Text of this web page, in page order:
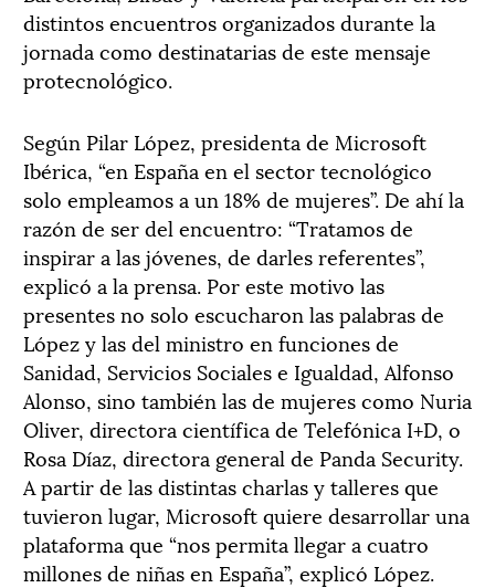
distintos encuentros organizados durante la
jornada como destinatarias de este mensaje
protecnológico.
Según Pilar López, presidenta de Microsoft
Ibérica, “en España en el sector tecnológico
solo empleamos a un 18% de mujeres”. De ahí la
razón de ser del encuentro: “Tratamos de
inspirar a las jóvenes, de darles referentes”,
explicó a la prensa. Por este motivo las
presentes no solo escucharon las palabras de
López y las del ministro en funciones de
Sanidad, Servicios Sociales e Igualdad, Alfonso
Alonso, sino también las de mujeres como Nuria
Oliver, directora científica de Telefónica I+D, o
Rosa Díaz, directora general de Panda Security.
A partir de las distintas charlas y talleres que
tuvieron lugar, Microsoft quiere desarrollar una
plataforma que “nos permita llegar a cuatro
millones de niñas en España”, explicó López.